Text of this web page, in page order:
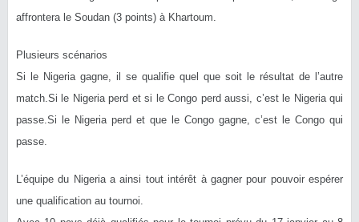
affrontera le Soudan (3 points) à Khartoum.
Plusieurs scénarios
Si le Nigeria gagne, il se qualifie quel que soit le résultat de l’autre
match.Si le Nigeria perd et si le Congo perd aussi, c’est le Nigeria qui
passe.Si le Nigeria perd et que le Congo gagne, c’est le Congo qui
passe.
L’équipe du Nigeria a ainsi tout intérêt à gagner pour pouvoir espérer
une qualification au tournoi.